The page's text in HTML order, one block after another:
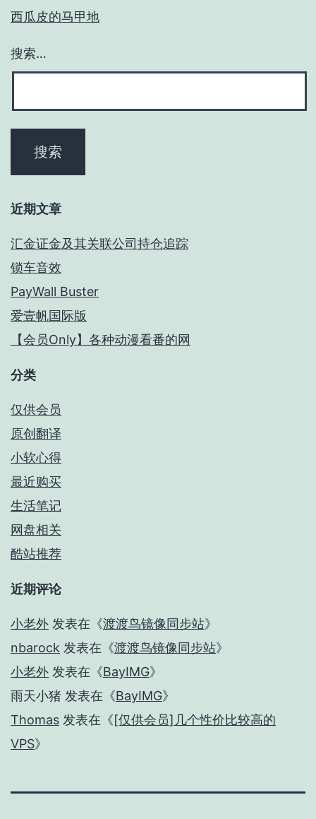
西瓜皮的马甲地
搜索…
近期文章
汇金证金及其关联公司持仓追踪
锁车音效
PayWall Buster
爱壹帆国际版
【会员Only】各种动漫看番的网
分类
仅供会员
原创翻译
小软心得
最近购买
生活笔记
网盘相关
酷站推荐
近期评论
小老外 发表在《渡渡鸟镜像同步站》
nbarock 发表在《渡渡鸟镜像同步站》
小老外 发表在《BayIMG》
雨天小猪 发表在《BayIMG》
Thomas 发表在《[仅供会员]几个性价比较高的
VPS》